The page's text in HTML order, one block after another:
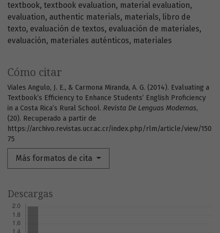
textbook textbook evaluation material evaluation
evaluation authentic materials materials libro de
texto evaluación de textos evaluación de materiales
evaluación materiales auténticos materiales
Cómo citar
Viales Angulo, J. E., & Carmona Miranda, A. G. (2014). Evaluating a
Textbook’s Efficiency to Enhance Students’ English Proficiency
in a Costa Rica’s Rural School. Revista De Lenguas Modernas,
(20). Recuperado a partir de
https://archivo.revistas.ucr.ac.cr/index.php/rlm/article/view/150
75
Más formatos de cita
Descargas